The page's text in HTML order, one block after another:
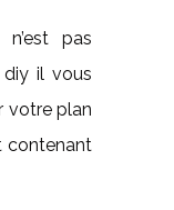
pas
diy il vous
votre plan
contenant